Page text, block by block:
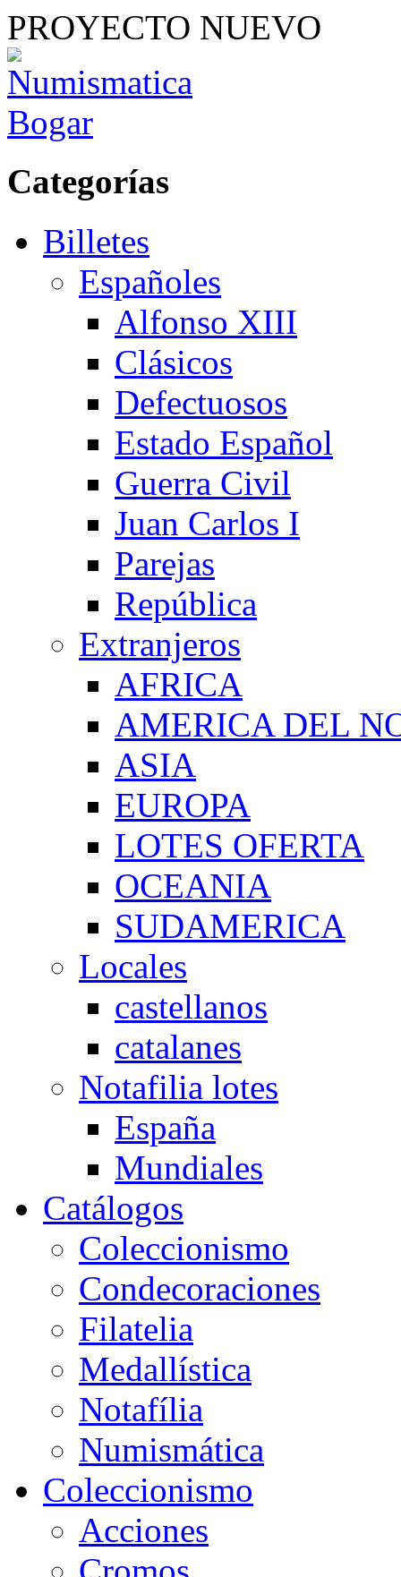
PROYECTO NUEVO
Categorías
Billetes
Españoles
Alfonso XIII
Clásicos
Defectuosos
Estado Español
Guerra Civil
Juan Carlos I
Parejas
República
Extranjeros
AFRICA
AMERICA DEL
ASIA
EUROPA
LOTES OFERTA
OCEANIA
SUDAMERICA
Locales
castellanos
catalanes
Notafilia lotes
España
Mundiales
Catálogos
Coleccionismo
Condecoraciones
Filatelia
Medallística
Notafília
Numismática
Coleccionismo
Acciones